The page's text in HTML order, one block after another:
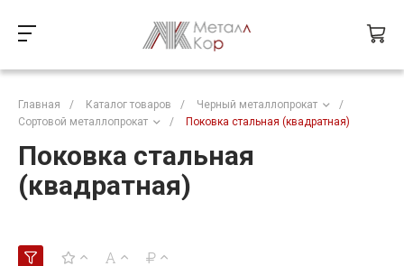
Главная / Каталог товаров / Черный металлопрокат
/
Сортовой металлопрокат
/ Поковка стальная (квадратная)
Поковка стальная
(квадратная)